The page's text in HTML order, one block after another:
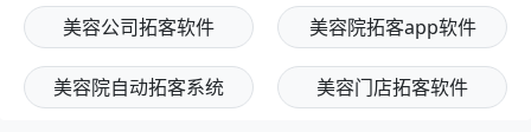
美容公司拓客软件 美容院拓客app软件
美容院自动拓客系统 美容门店拓客软件